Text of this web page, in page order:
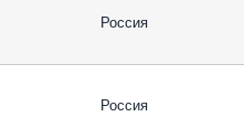
Россия
Россия